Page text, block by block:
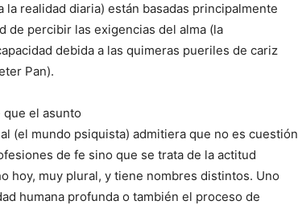
la realidad diaria) están basadas principalmente
de percibir las exigencias del alma (la
debida a las quimeras pueriles de cariz
Pan).
que el asunto
(el mundo psiquista) admitiera que no es cuestión
de fe sino que se trata de la actitud
hoy, muy plural, y tiene nombres distintos. Uno
humana profunda o también el proceso de